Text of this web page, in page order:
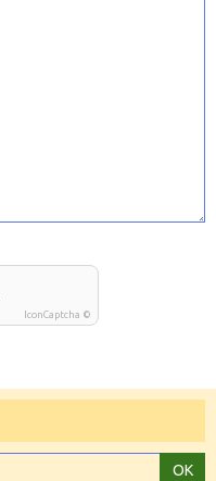
IconCaptcha ©
OK